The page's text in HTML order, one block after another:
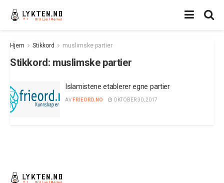
Hjem Stikkord muslimske partier
Stikkord: muslimske partier
Islamistene etablerer egne partier
AV FRIEORD.NO OKTOBER 30, 2017